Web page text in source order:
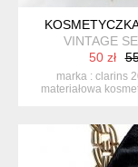
VINTAGE
50 zł
marka : clarins
materiałowa